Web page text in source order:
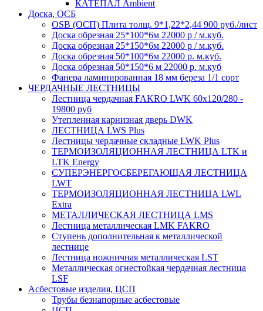
КАТЕПАЛ Ambient
Доска, ОСБ
OSB (ОСП) Плита толщ. 9*1,22*2,44 900 руб./лист
Доска обрезная 25*100*6м 22000 р / м.куб.
Доска обрезная 25*150*6м 22000 р / м.куб.
Доска обрезная 50*100*6м 22000 р. м.куб.
Доска обрезная 50*150*6 м 22000 р. м.куб
Фанера ламинированная 18 мм береза 1/1 сорт
ЧЕРДАЧНЫЕ ЛЕСТНИЦЫ
Лестница чердачная FAKRO LWK 60х120/280 -
19800 руб
Утепленная карнизная дверь DWK
ЛЕСТНИЦА LWS Plus
Лестницы чердачные складные LWK Plus
ТЕРМОИЗОЛЯЦИОННАЯ ЛЕСТНИЦА LTK и
LTK Energy
СУПЕРЭНЕРГОСБЕРЕГАЮЩАЯ ЛЕСТНИЦА
LWT
ТЕРМОИЗОЛЯЦИОННАЯ ЛЕСТНИЦА LWL
Extra
МЕТАЛЛИЧЕСКАЯ ЛЕСТНИЦА LMS
Лестница металлическая LMK FAKRO
Ступень дополнительная к металлической
лестнице
Лестница ножничная металлическая LST
Металлическая огнестойкая чердачная лестница
LSF
Асбестовые изделия, ЦСП
Трубы безнапорные асбестовые